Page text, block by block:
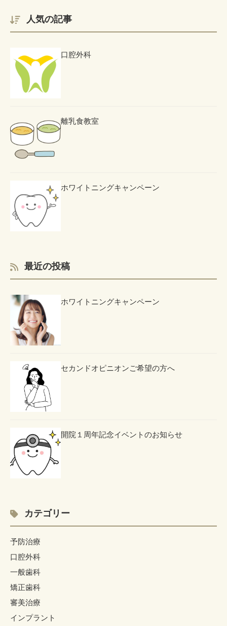
人気の記事
口腔外科
離乳食教室
ホワイトニングキャンペーン
最近の投稿
ホワイトニングキャンペーン
セカンドオピニオンご希望の方へ
開院１周年記念イベントのお知らせ
カテゴリー
予防治療
口腔外科
一般歯科
矯正歯科
審美治療
インプラント